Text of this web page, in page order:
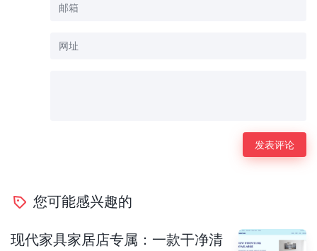
您可能感兴趣的
现代家具家居店专属：一款干净清